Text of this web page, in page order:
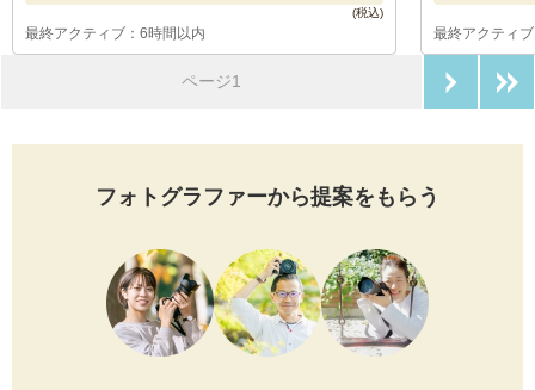
最終アクティブ：6時間以内 最終アクティ
ページ1
フォトグラファーから提案をもらう